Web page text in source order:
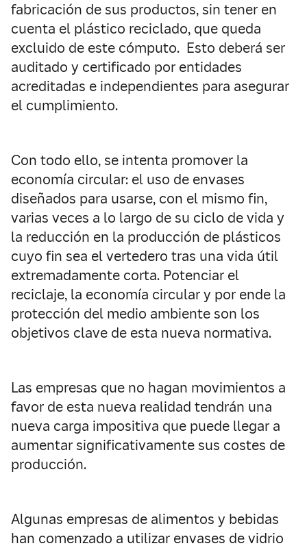
fabricación de sus productos, sin tener en
cuenta el plástico reciclado, que queda
excluido de este cómputo. Esto deberá ser
auditado y certificado por entidades
acreditadas e independientes para asegurar
el cumplimiento.
Con todo ello, se intenta promover la
economía circular: el uso de envases
diseñados para usarse, con el mismo fin,
varias veces a lo largo de su ciclo de vida y
la reducción en la producción de plásticos
cuyo fin sea el vertedero tras una vida útil
extremadamente corta. Potenciar el
reciclaje, la economía circular y por ende la
protección del medio ambiente son los
objetivos clave de esta nueva normativa.
Las empresas que no hagan movimientos a
favor de esta nueva realidad tendrán una
nueva carga impositiva que puede llegar a
aumentar significativamente sus costes de
producción.
Algunas empresas de alimentos y bebidas
han comenzado a utilizar envases de vidrio